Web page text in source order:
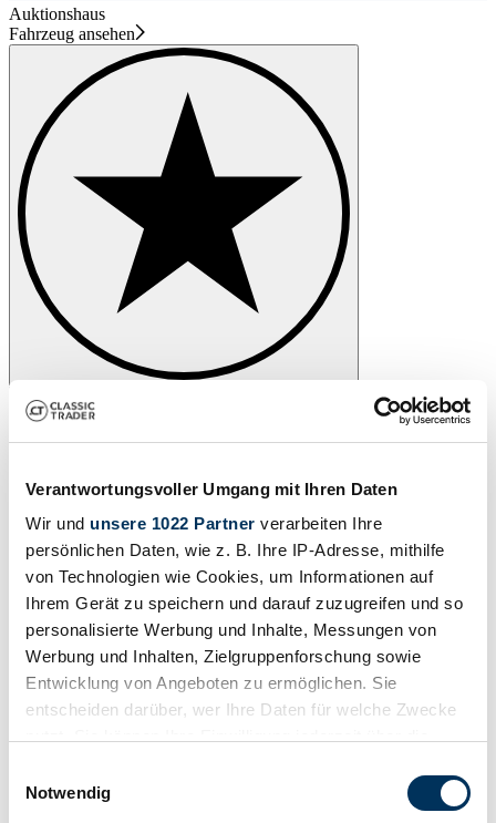
Verantwortungsvoller Umgang mit Ihren Daten
Wir und unsere 1022 Partner verarbeiten Ihre
persönlichen Daten, wie z. B. Ihre IP-Adresse, mithilfe
von Technologien wie Cookies, um Informationen auf
Ihrem Gerät zu speichern und darauf zuzugreifen und so
personalisierte Werbung und Inhalte, Messungen von
Werbung und Inhalten, Zielgruppenforschung sowie
Entwicklung von Angeboten zu ermöglichen. Sie
entscheiden darüber, wer Ihre Daten für welche Zwecke
Trigger Symbol ändern oder widerrufen
Notwendig
Auktionshaus
Fahrzeug ansehen